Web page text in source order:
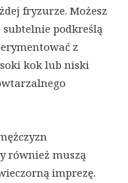
fryzurze. Możesz
podkreślą
z
kok lub niski
również muszą
imprezę.